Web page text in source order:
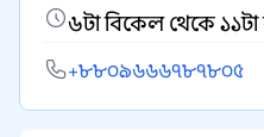
৬টা বিকেল থেকে
+৮৮০৯৬৬৬৭৮৭৮০৫